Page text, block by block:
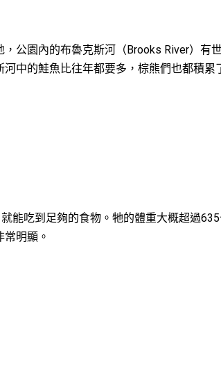
公園內的布魯克斯河（Brooks River）有
中的鮭魚比往年都要多，棕熊們也都積累
能吃到足夠的食物。牠的體重大概超過
明顯。